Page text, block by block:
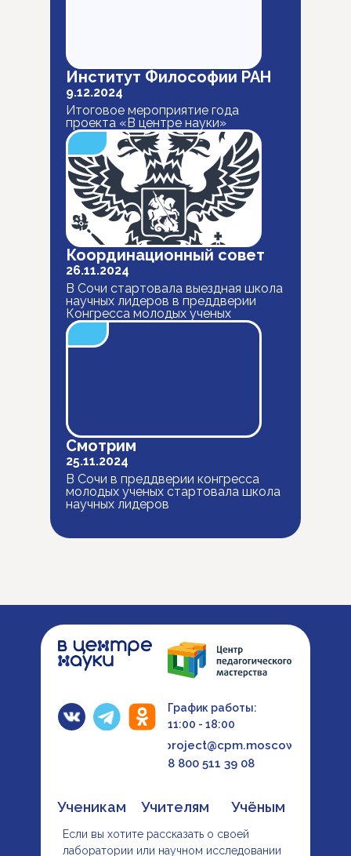
Институт Философии РАН
9.12.2024
Итоговое мероприятие года
проекта «В центре науки»
Координационный совет
26.11.2024
В Сочи стартовала выездная школа
научных лидеров в преддверии
Конгресса молодых ученых
Смотрим
25.11.2024
В Сочи в преддверии конгресса
молодых ученых стартовала школа
научных лидеров
Если вы хотите рассказать о своей
лаборатории или научном исследовании
project@cpm.moscow
Ученикам Учителям Учёным
8 800 511 39 08
График работы:
11:00 - 18:00